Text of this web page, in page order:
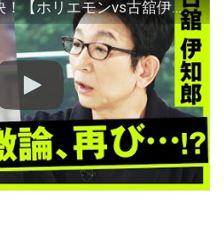
ロジックと感情の対決！【ホリエモンvs古舘伊知郎】最新ニュース解説で報ステの激論再び!?